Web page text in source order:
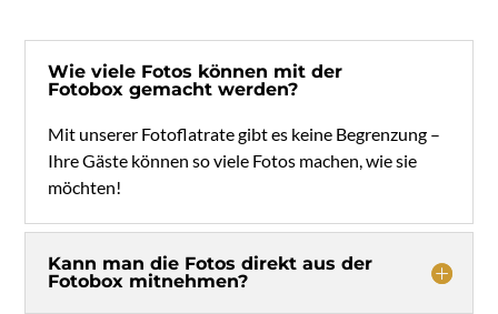
Wie viele Fotos können mit der
Fotobox gemacht werden?
Mit unserer Fotoflatrate gibt es keine Begrenzung –
Ihre Gäste können so viele Fotos machen, wie sie
möchten!
Kann man die Fotos direkt aus der
Fotobox mitnehmen?